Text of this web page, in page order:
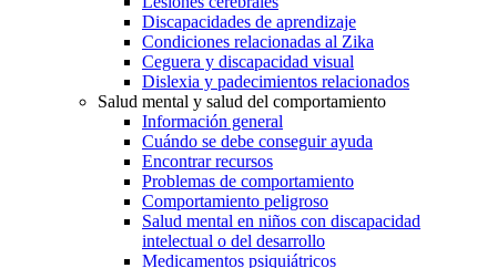
Discapacidades de aprendizaje
Condiciones relacionadas al Zika
Ceguera y discapacidad visual
Dislexia y padecimientos relacionados
Salud mental y salud del comportamiento
Información general
Cuándo se debe conseguir ayuda
Encontrar recursos
Problemas de comportamiento
Comportamiento peligroso
Salud mental en niños con discapacidad
intelectual o del desarrollo
Medicamentos psiquiátricos